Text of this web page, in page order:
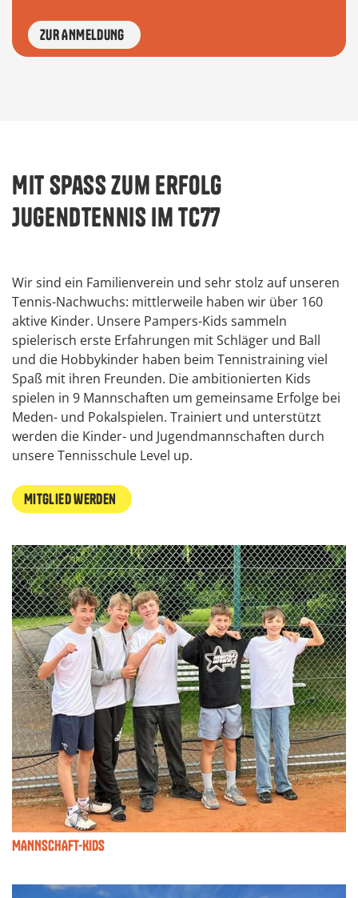
ZUR ANMELDUNG
Mit SpaSS zum Erfolg
Jugendtennis im TC77
Wir sind ein Familienverein und sehr stolz auf unseren
Tennis-Nachwuchs: mittlerweile haben wir über 160
aktive Kinder. Unsere Pampers-Kids sammeln
spielerisch erste Erfahrungen mit Schläger und Ball
und die Hobbykinder haben beim Tennistraining viel
Spaß mit ihren Freunden. Die ambitionierten Kids
spielen in 9 Mannschaften um gemeinsame Erfolge bei
Meden- und Pokalspielen. Trainiert und unterstützt
werden die Kinder- und Jugendmannschaften durch
unsere Tennisschule Level up.
Mitglied werden
MANNSCHAFT-KIDS